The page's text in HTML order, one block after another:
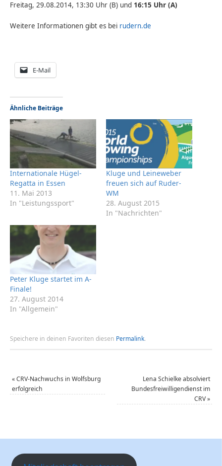
Freitag, 29.08.2014, 13:30 Uhr (B) und 16:15 Uhr (A)
Weitere Informationen gibt es bei rudern.de
E-Mail
Ähnliche Beiträge
Internationale Hügel-
Regatta in Essen
11. Mai 2013
In "Leistungssport"
Kluge und Leineweber
freuen sich auf Ruder-
WM
28. August 2015
In "Nachrichten"
Peter Kluge startet im A-
Finale!
27. August 2014
In "Allgemein"
Speichere in deinen Favoriten diesen Permalink.
«CRV-Nachwuchs in Wolfsburg
erfolgreich
Lena Schielke absolviert
Bundesfreiwilligendienst im
CRV»